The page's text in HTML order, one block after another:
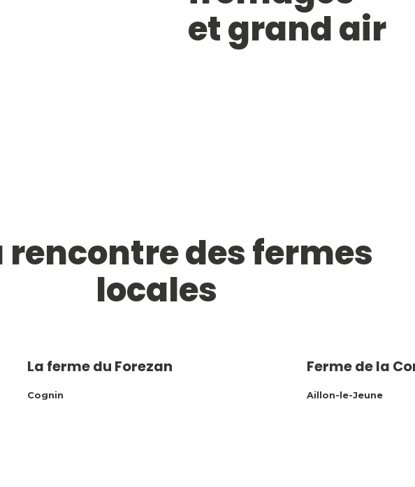
et grand air
rencontre des fermes
locales
La ferme du Forezan
Cognin
Ferme de la
Aillon-le-Jeune